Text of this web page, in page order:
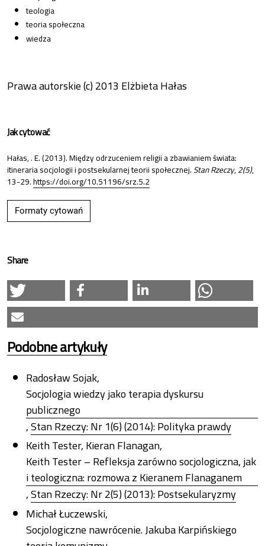
teologia
teoria społeczna
wiedza
Prawa autorskie (c) 2013 Elżbieta Hałas
Jak cytować
Hałas, . E. (2013). Między odrzuceniem religii a zbawianiem świata:
itineraria socjologii i postsekularnej teorii społecznej.Stan Rzeczy,2(5),
13-29.https://doi.org/10.51196/srz.5.2
Formaty cytowań
Share
Podobne artykuły
Radosław Sojak,
Socjologia wiedzy jako terapia dyskursu
publicznego
,Stan Rzeczy: Nr 1(6) (2014): Polityka prawdy
Keith Tester, Kieran Flanagan,
Keith Tester – Refleksja zarówno socjologiczna, jak
i teologiczna: rozmowa z Kieranem Flanaganem
,Stan Rzeczy: Nr 2(5) (2013): Postsekularyzmy
Michał Łuczewski,
Socjologiczne nawrócenie. Jakuba Karpińskiego